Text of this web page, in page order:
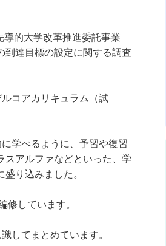
的大学改革推進委託事業
到達目標の設定に関する調査
コアカリキュラム（試
学べるように、予習や復習
スアルファなどといった、学
り込みました。
修しています。
してまとめています。